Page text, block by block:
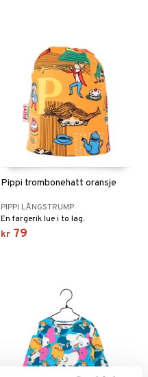
Pippi trombonehatt oransje
PIPPI LÅNGSTRUMP
En fargerik lue i to lag.
kr 79